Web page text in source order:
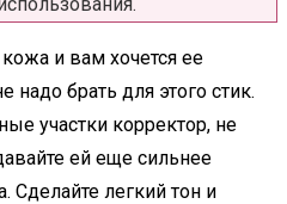
и вам хочется ее
надо брать для этого стик.
участки корректор, не
ей еще сильнее
Сделайте легкий тон и